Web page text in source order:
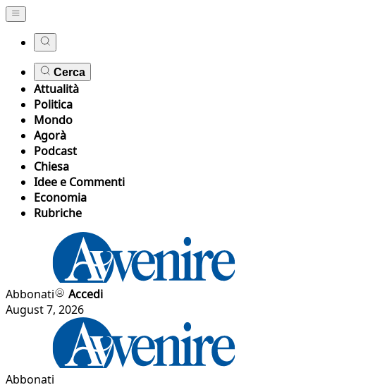
Cerca
Attualità
Politica
Mondo
Agorà
Podcast
Chiesa
Idee e Commenti
Economia
Rubriche
Abbonati
Accedi
August 7, 2026
Abbonati